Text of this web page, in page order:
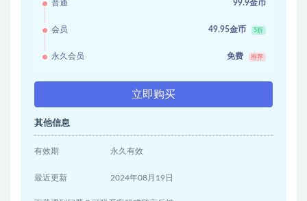
普通 99.9金币
会员 49.95金币 5折
永久会员 免费 推荐
立即购买
其他信息
有效期 永久有效
最近更新 2024年08月19日